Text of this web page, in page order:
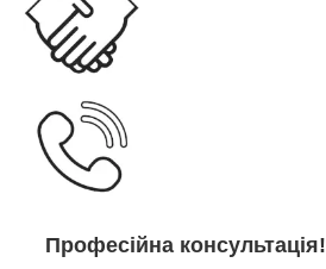
Професійна консультація!